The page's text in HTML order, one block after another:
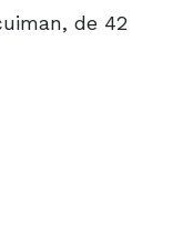
de 42